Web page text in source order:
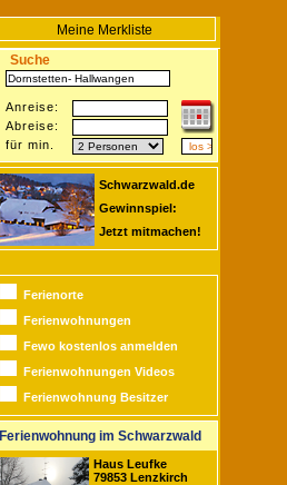
Meine Merkliste
Suche
Anreise:
Abreise:
für min.
Schwarzwald.de
Gewinnspiel:
Jetzt mitmachen!
Ferienorte
Ferienwohnungen
Fewo kostenlos anmelden
Ferienwohnungen Videos
Ferienwohnung Besitzer
Ferienwohnung im Schwarzwald
Haus Leufke
79853 Lenzkirch